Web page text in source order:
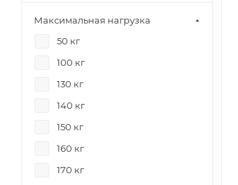
Максимальная нагрузка
50 кг
100 кг
130 кг
140 кг
150 кг
160 кг
170 кг